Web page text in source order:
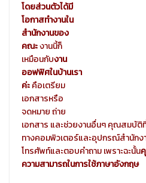
โดยส่วนตัวได้มี
โอกาสทำงานใน
สำนักงานของ
คณะงานนี้ก็
เหมือนกับงาน
ออฟฟิศในบ้านเรา
ค่ะคือเตรียม
เอกสารหรือ
จดหมาย ถ่าย
เอกสาร และช่วยงานอื่นๆ คุณสมบัติ
ทางคอมพิวเตอร์และอุปกรณ์สำนัก
โทรศัพท์และตอบคำถาม เพราะฉะนั้น
ความสามารถในการใช้ภาษาอังกฤษ